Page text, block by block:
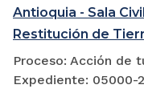
Antioquia - Sala
Restitución de
Proceso: Acción de
Expediente: 05000-